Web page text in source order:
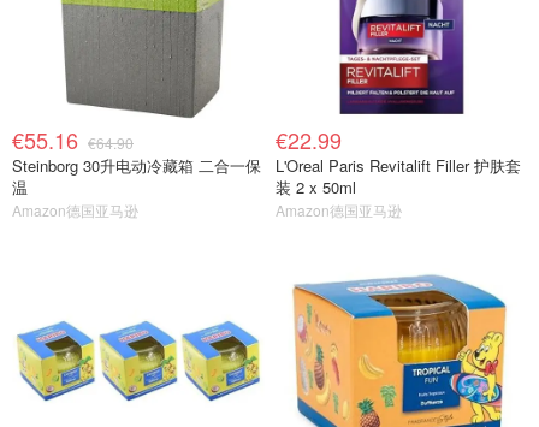
€55.16 €64.90
Steinborg 30升电动冷藏箱 二合一保
温
Amazon德国亚马逊
€22.99
L'Oreal Paris Revitalift Filler 护肤套
装 2 x 50ml
Amazon德国亚马逊